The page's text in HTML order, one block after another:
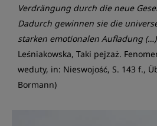
Verdrängung durch die neue
Dadurch gewinnen sie die
starken emotionalen Aufladung
Leśniakowska, Taki pejzaż.
weduty, in: Nieswojość, S. 143 f.,
Bormann)